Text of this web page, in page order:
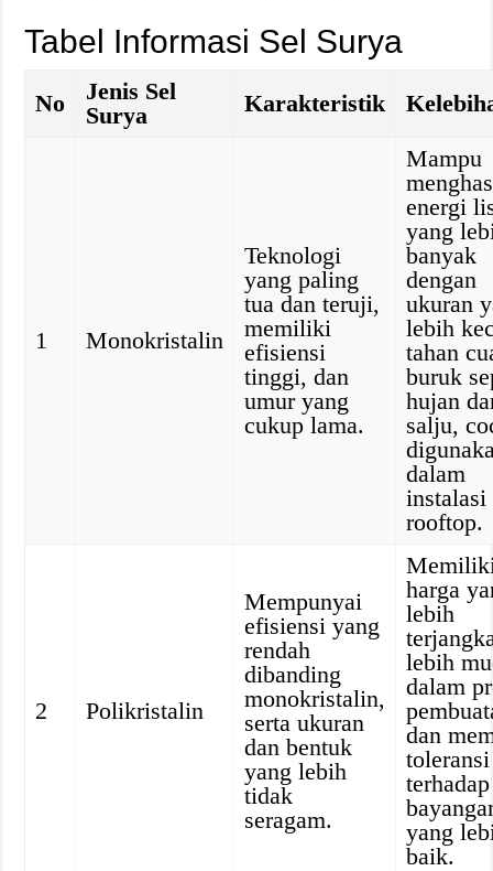
Tabel Informasi Sel Surya
No
Jenis Sel
Surya
Karakteristik
1 Monokristalin
Teknologi
yang paling
tua dan teruji,
memiliki
efisiensi
tinggi, dan
umur yang
cukup lama.
Mampu
energi
yang
banyak
dengan
ukuran
lebih
tahan
buruk
hujan
salju,
dalam
instalasi
rooftop.
2 Polikristalin
Mempunyai
efisiensi yang
rendah
dibanding
monokristalin,
serta ukuran
dan bentuk
yang lebih
tidak
seragam.
harga
lebih
lebih
dalam
dan
toleransi
terhadap
yang
baik.